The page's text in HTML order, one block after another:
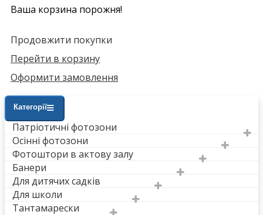
Ваша корзина порожня!
Продовжити покупки
Перейти в корзину
Оформити замовлення
Категорії
Патріотичні фотозони
Осінні фотозони
Фотоштори в актову залу
Банери
Для дитячих садків
Для школи
Тантамарески